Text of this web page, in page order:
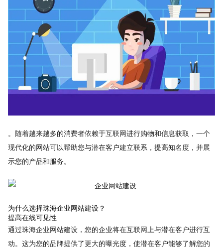
。随着越来越多的消费者依赖于互联网进行购物和信息获取，一个
现代化的网站可以帮助您与潜在客户建立联系，提高知名度，并展
示您的产品和服务。
为什么选择珠海企业网站建设？
提高在线可见性
通过珠海企业网站建设，您的企业将在互联网上与潜在客户进行互
动。这为您的品牌提供了更大的曝光度，使潜在客户能够了解您的